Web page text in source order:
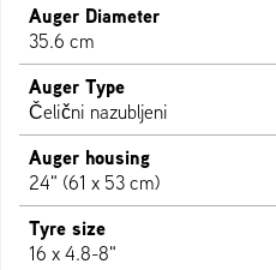
Auger Diameter
35.6 cm
Auger Type
Čelični nazubljeni
Auger housing
24" (61 x 53 cm)
Tyre size
16 x 4.8-8"